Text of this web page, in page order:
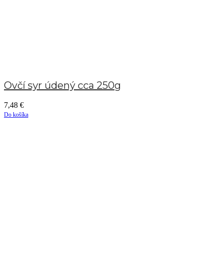
Ovčí syr údený cca 250g
7,48 €
Do košíka